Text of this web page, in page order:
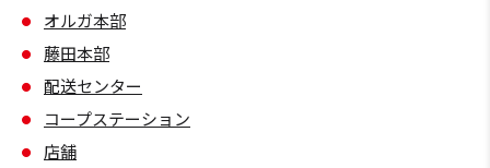
オルガ本部
藤田本部
配送センター
コープステーション
店舗